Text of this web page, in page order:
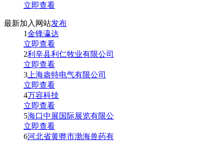
立即查看
最新加入网站发布
1金锋瀛达
立即查看
2利辛县利仁牧业有限公司
立即查看
3 上海盎特电气有限公司
立即查看
4万容科技
立即查看
5海口中展国际展览有限公
立即查看
6河北省黄骅市渤海兽药有